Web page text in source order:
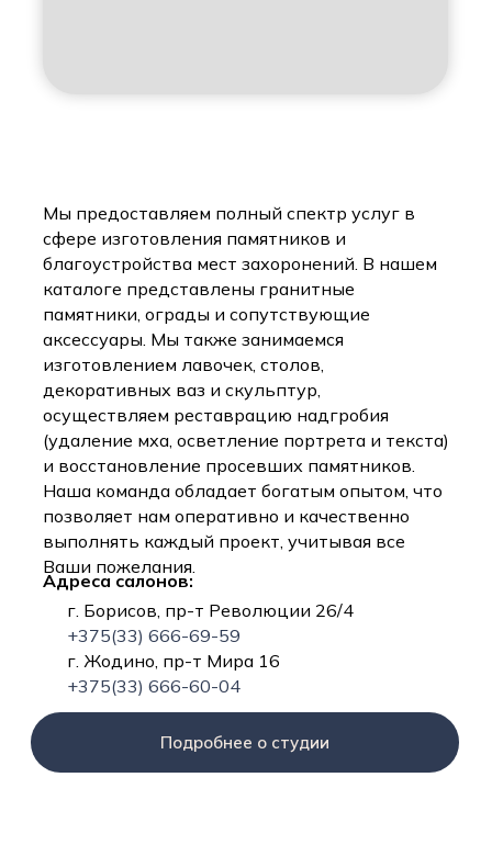
Мы предоставляем полный спектр услуг в
сфере изготовления памятников и
благоустройства мест захоронений. В нашем
каталоге представлены гранитные
памятники, ограды и сопутствующие
аксессуары. Мы также занимаемся
изготовлением лавочек, столов,
декоративных ваз и скульптур,
осуществляем реставрацию надгробия
(удаление мха, осветление портрета и текста)
и восстановление просевших памятников.
Наша команда обладает богатым опытом, что
позволяет нам оперативно и качественно
выполнять каждый проект, учитывая все
Ваши пожелания.
Адреса салонов:
г. Борисов, пр-т Революции 26/4
+375(33) 666-69-59
г. Жодино, пр-т Мира 16
+375(33) 666-60-04
Подробнее о студии